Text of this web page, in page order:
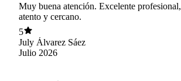
Muy buena atención. Excelente profesional,
atento y cercano.
5
July Álvarez Sáez
Julio 2026